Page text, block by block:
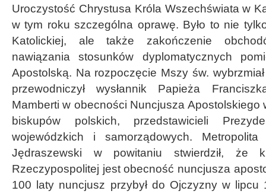
Uroczystość Chrystusa Króla Wszechświata w
w tym roku szczególna oprawę. Było to nie
Katolickiej, ale także zakończenie
nawiązania stosunków dyplomatycznych
Apostolską. Na rozpoczęcie Mszy św.
przewodniczył wysłannik Papieża
Mamberti w obecności Nuncjusza Apostolskiego
biskupów polskich, przedstawicieli
wojewódzkich i samorządowych.
Jędraszewski w powitaniu stwierdził, że
Rzeczypospolitej jest obecność nuncjusza
100 laty nuncjusz przybył do Ojczyzny w